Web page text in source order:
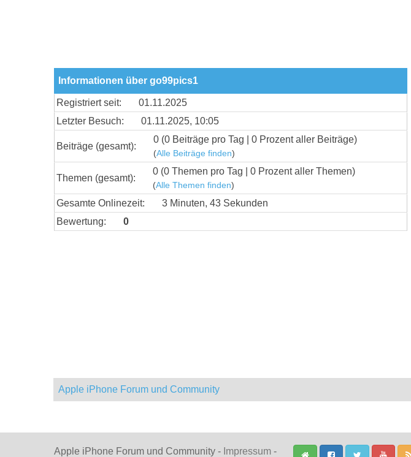
Informationen über go99pics1
Registriert seit:
01.11.2025
Letzter Besuch:
01.11.2025, 10:05
Beiträge (gesamt):
0 (0 Beiträge pro Tag | 0 Prozent aller Beiträge)
(Alle Beiträge finden)
Themen (gesamt):
0 (0 Themen pro Tag | 0 Prozent aller Themen)
(Alle Themen finden)
Gesamte Onlinezeit:
3 Minuten, 43 Sekunden
Bewertung:
0
Apple iPhone Forum und Community
Apple iPhone Forum und Community - Impressum -